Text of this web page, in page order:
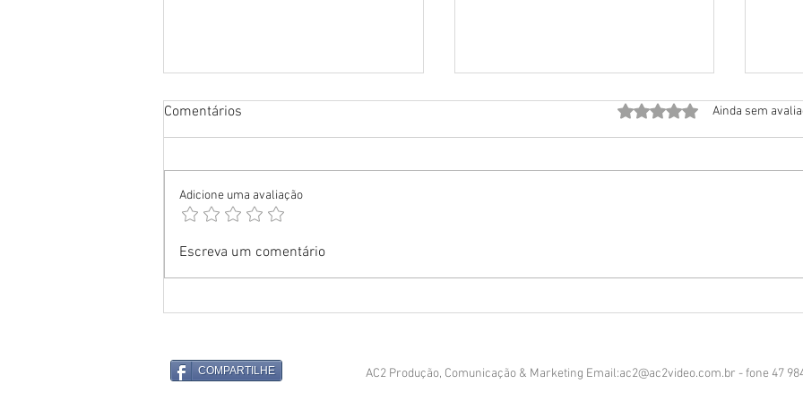
Fernando de Noronha:
Comentários Avaliado com 0 de 5
Ainda sem
Adicione uma avaliação
Escreva um comentário
COMPARTILHE AC2 Produção, Comunicação & Marketing Email:ac2@ac2video.com.br - fone 47